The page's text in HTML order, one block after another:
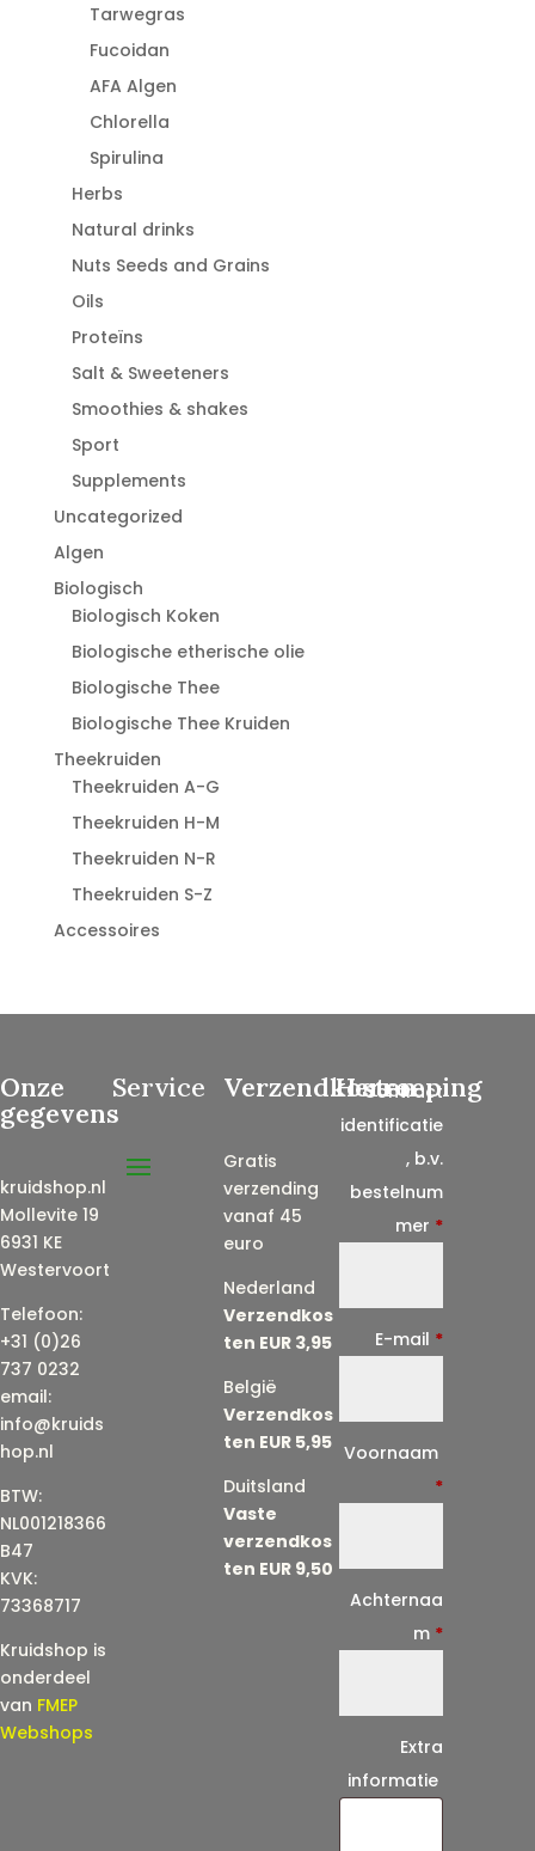
Tarwegras
Fucoidan
AFA Algen
Chlorella
Spirulina
Herbs
Natural drinks
Nuts Seeds and Grains
Oils
Proteïns
Salt & Sweeteners
Smoothies & shakes
Sport
Supplements
Uncategorized
Algen
Biologisch
Biologisch Koken
Biologische etherische olie
Biologische Thee
Biologische Thee Kruiden
Theekruiden
Theekruiden A-G
Theekruiden H-M
Theekruiden N-R
Theekruiden S-Z
Accessoires
Onze
gegevens
kruidshop.nl
Mollevite 19
6931 KE
Westervoort
Telefoon:
+31 (0)26
737 0232
email:
info@kruids
hop.nl
BTW:
NL001218366
B47
KVK:
73368717
Kruidshop is
onderdeel
van FMEP
Webshops
Service Verzendkosten
Gratis
verzending
vanaf 45
euro
Nederland
Verzendkos
ten EUR 3,95
België
Verzendkos
ten EUR 5,95
Duitsland
Vaste
verzendkos
ten EUR 9,50
Herroeping
Contract
identificatie
, b.v.
bestelnum
mer *
E-mail *
Voornaam
*
Achternaa
m *
Extra
informatie